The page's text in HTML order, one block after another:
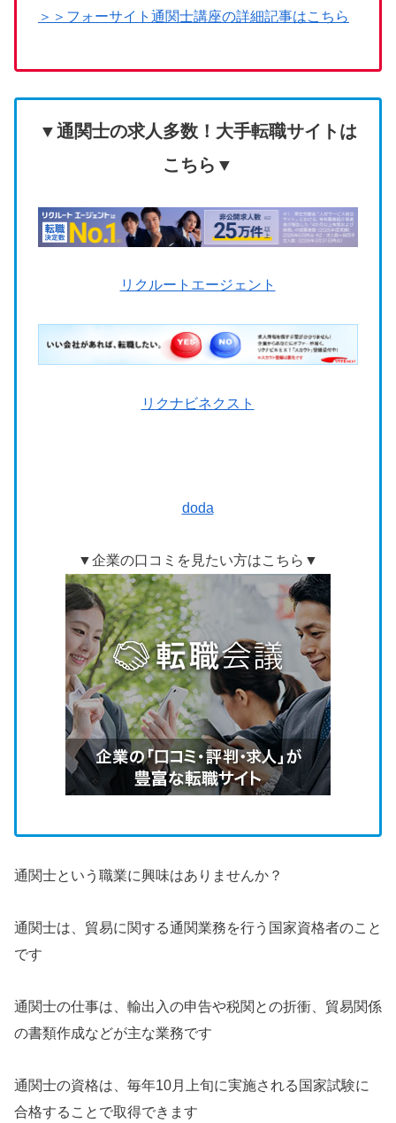
＞＞フォーサイト通関士講座の詳細記事はこちら
▼通関士の求人多数！大手転職サイトは
こちら▼
リクルートエージェント
リ クナビネクスト
doda
▼企業の口コミを見たい方はこちら▼
通関士という職業に興味はありませんか？
通関士は、貿易に関する通関業務を行う国家資格者のこと
です
通関士の仕事は、輸出入の申告や税関との折衝、貿易関係
の書類作成などが主な業務です
通関士の資格は、毎年10月上旬に実施される国家試験に
合格することで取得できます